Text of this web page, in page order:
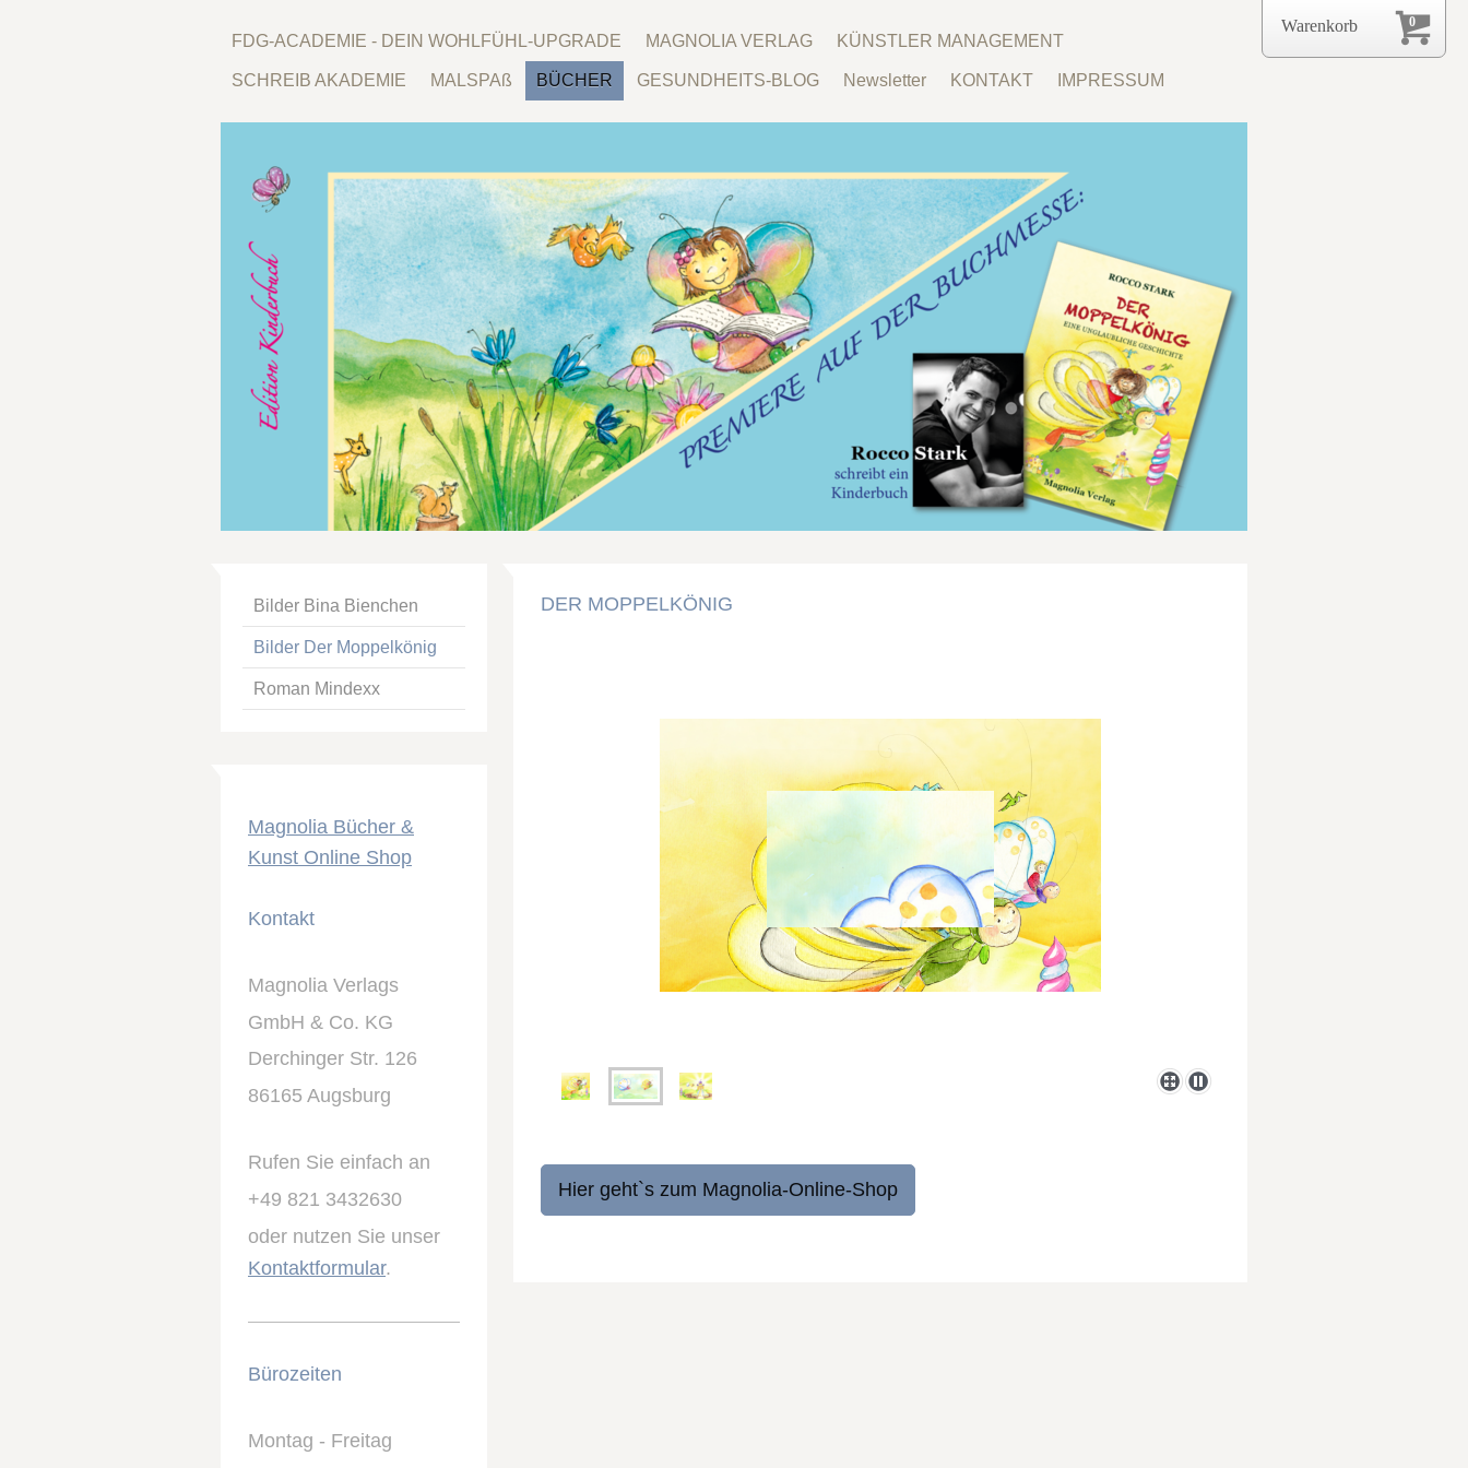
FDG-ACADEMIE - DEIN WOHLFÜHL-UPGRADE MAGNOLIA VERLAG KÜNSTLER MANAGEMENT
SCHREIB AKADEMIE MALSPAß BÜCHER GESUNDHEITS-BLOG Newsletter KONTAKT IMPRESSUM
DER MOPPELKÖNIG
Hier geht`s zum Magnolia-Online-Shop
Bilder Bina Bienchen
Bilder Der Moppelkönig
Roman Mindexx
Magnolia Bücher &
Kunst Online Shop
Kontakt
Magnolia Verlags
GmbH & Co. KG
Derchinger Str. 126
86165 Augsburg
Rufen Sie einfach an
+49 821 3432630
oder nutzen Sie unser
Kontaktformular.
Bürozeiten
Montag - Freitag
0
Warenkorb